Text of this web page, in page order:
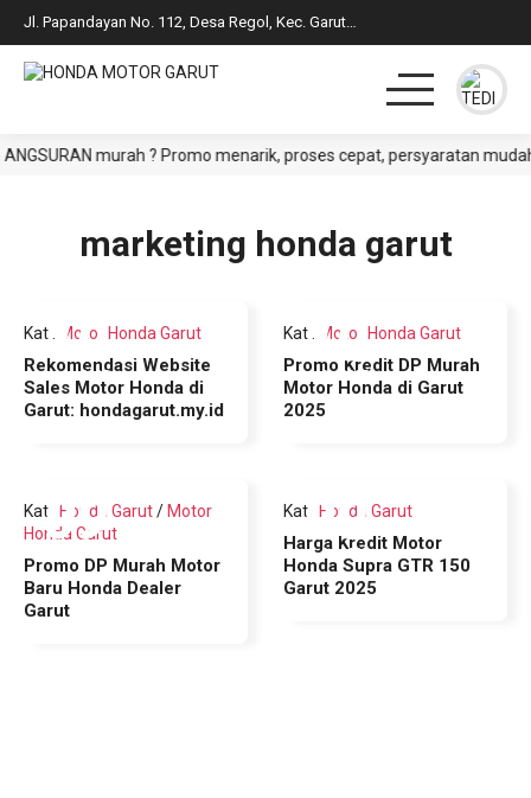
Jl. Papandayan No. 112, Desa Regol, Kec. Garut Kota, Kab. Garut
murah ? Promo menarik, proses cepat, persyaratan
marketing honda garut
10
Jun 2025
Kat Motor Honda Garut
Rekomendasi Website
Sales Motor Honda di
Garut: hondagarut.my.id
10
Jun 2025
Kat Motor Honda Garut
Promo Kredit DP Murah
Motor Honda di Garut
2025
09
Kat Honda Garut/ Motor
Honda Garut
Promo DP Murah Motor
Baru Honda Dealer
Garut
09
Jun 2025
Kat Honda Garut
Harga Kredit Motor
Honda Supra GTR 150
Garut 2025